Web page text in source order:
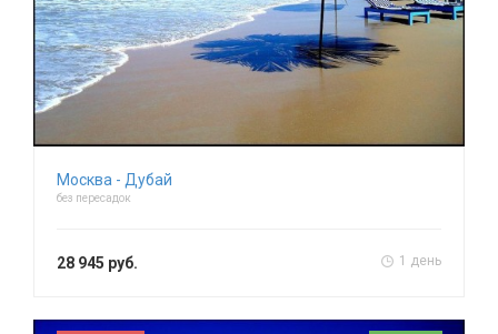
Москва - Дубай
без пересадок
28 945 руб. 1 день